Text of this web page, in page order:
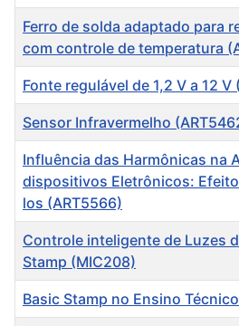
Ferro de solda adaptado para
com controle de temperatura
Fonte regulável de 1,2 V a 12 V
Sensor Infravermelho
Influência das Harmônicas na
dispositivos Eletrônicos:
los (ART5566)
Controle inteligente de Luzes
Stamp (MIC208)
Basic Stamp no Ensino